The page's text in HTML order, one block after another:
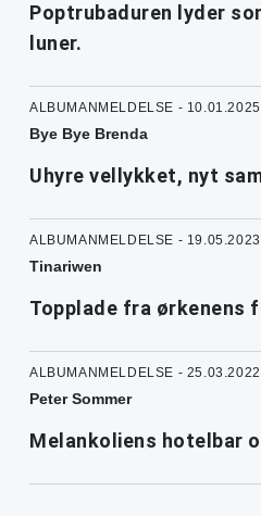
Poptrubaduren lyder
luner.
ALBUMANMELDELSE - 10.01.2025
Bye Bye Brenda
Uhyre vellykket, nyt
ALBUMANMELDELSE - 19.05.2023
Tinariwen
Topplade fra ørkenens
ALBUMANMELDELSE - 25.03.2022
Peter Sommer
Melankoliens hotelbar